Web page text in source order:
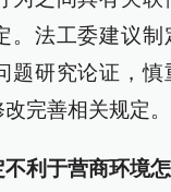
。法工委建议制
题研究论证，慎
完善相关规定。
不利于营商环境怎